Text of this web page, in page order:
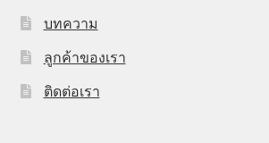
บทความ
ลูกค้าของเรา
ติดต่อเรา